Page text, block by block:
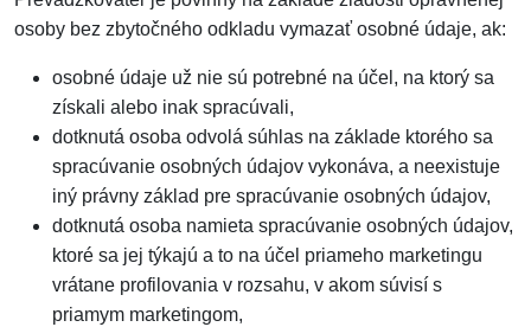
osoby bez zbytočného odkladu vymazať osobné údaje, ak:
osobné údaje už nie sú potrebné na účel, na ktorý sa
získali alebo inak spracúvali,
dotknutá osoba odvolá súhlas na základe ktorého sa
spracúvanie osobných údajov vykonáva, a neexistuje
iný právny základ pre spracúvanie osobných údajov,
dotknutá osoba namieta spracúvanie osobných údajov,
ktoré sa jej týkajú a to na účel priameho marketingu
vrátane profilovania v rozsahu, v akom súvisí s
priamym marketingom,